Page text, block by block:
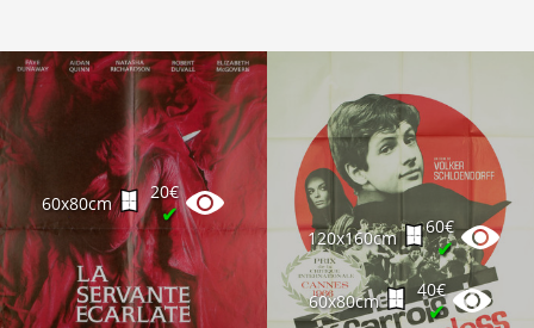
60x80cm
20€
✔
120x160cm
60€
✔
60x80cm
40€
✔